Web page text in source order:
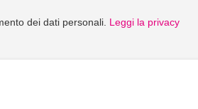
dei dati personali. Leggi la privacy